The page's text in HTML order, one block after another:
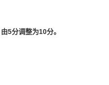
5分调整为10分。